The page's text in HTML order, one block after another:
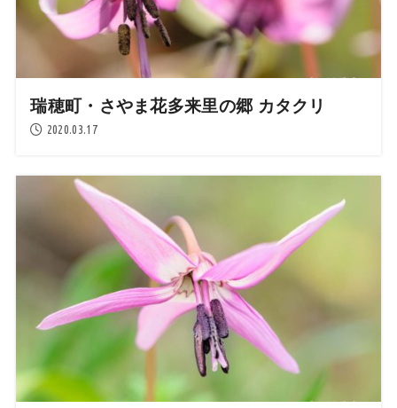
瑞穂町・さやま花多来里の郷 カタクリ
2020.03.17